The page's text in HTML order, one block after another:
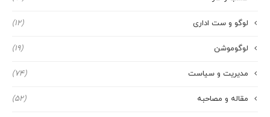
لوگو و ست اداری (12)
لوگوموشن (19)
مدیریت و سیاست (74)
مقاله و مصاحبه (52)